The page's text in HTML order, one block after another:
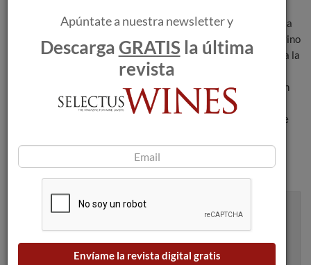
dejamos que hable el viñedo y exprese su esencia, por lo que la
intervención es mínima”, explicó Foraster. El resultado es un vino
elegante, noble y sincero, que refleja de forma fiel y hedonista la
tipicidad de la histórica finca homónima de Porrera de la que
procede, donde crecen viejas cepas de garnacha y cariñena en
costers de piedra llicorella. Mas de la Rosa 2019 ha obtenido
recientemente 96+ puntos en la prestigiosa publicación Wine
Recibe artículos como este en tu
bandeja de entrada
Apúntate a nuestra newsletter y
DescargaGRATIS la última
revista
Envíame la revista digital gratis